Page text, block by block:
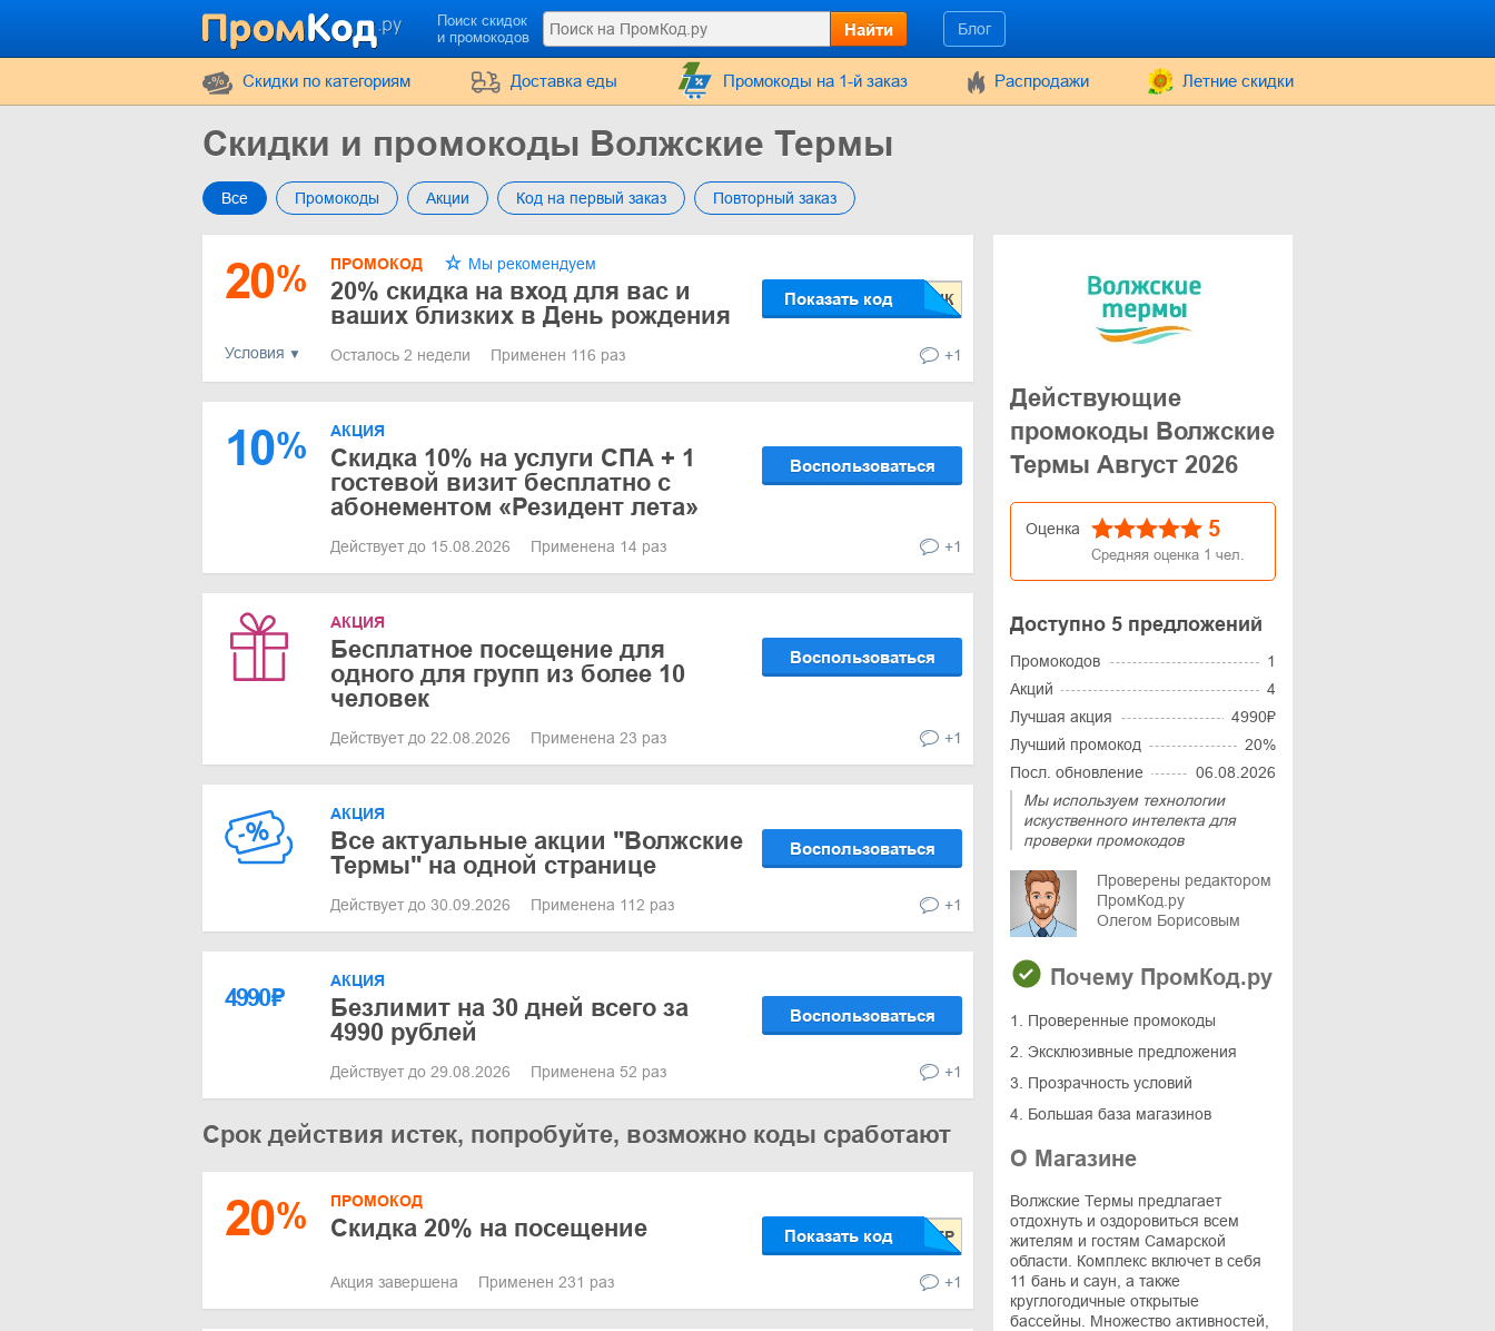
Поиск скидок
и промокодов
Найти Блог
Cкидки по категориям Доставка еды Промокоды на 1-й заказ Распродажи Летние скидки
Скидки и промокоды Волжские Термы
Все Промокоды Акции Код на первый заказ Повторный заказ
20%
Условия
ПРОМОКОД Мы рекомендуем
20% скидка на вход для вас и
ваших близких в День рождения
Показать код
Осталось 2 недели Применен 116 раз +1
10% АКЦИЯ
Скидка 10% на услуги СПА + 1
гостевой визит бесплатно с
абонементом «Резидент лета»
Воспользоваться
Действует до 15.08.2026 Применена 14 раз +1
АКЦИЯ
Бесплатное посещение для
одного для групп из более 10
человек
Воспользоваться
Действует до 22.08.2026 Применена 23 раз +1
АКЦИЯ
Все актуальные акции "Волжские
Термы" на одной странице
Воспользоваться
Действует до 30.09.2026 Применена 112 раз +1
4990₽
АКЦИЯ
Безлимит на 30 дней всего за
4990 рублей
Воспользоваться
Действует до 29.08.2026 Применена 52 раз +1
Срок действия истек, попробуйте, возможно коды сработают
20% ПРОМОКОД
Скидка 20% на посещение Показать код
Акция завершена Применен 231 раз +1
Действующие
промокоды Волжские
Термы Август 2026
Оценка 5
Средняя оценка 1 чел.
Доступно 5 предложений
Промокодов
1
Акций
4
Лучшая акция
4990₽
Лучший промокод
20%
Посл. обновление
06.08.2026
Мы используем технологии
искуственного интелекта для
проверки промокодов
Проверены редактором
ПромКод.ру
Олегом Борисовым
Почему ПромКод.ру
1. Проверенные промокоды
2. Эксклюзивные предложения
3. Прозрачность условий
4. Большая база магазинов
О Магазине
Волжские Термы предлагает
отдохнуть и оздоровиться всем
жителям и гостям Самарской
области. Комплекс включет в себя
11 бань и саун, а также
круглогодичные открытые
бассейны. Множество активностей,